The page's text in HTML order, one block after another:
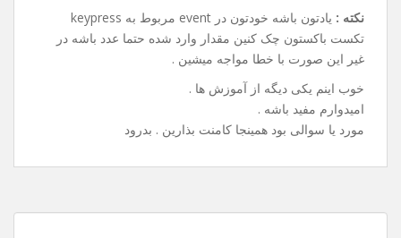
نکته :
یادتون باشه خودتون در event مربوط به keypress
تکست باکستون چک کنین مقدار وارد شده حتما عدد باشه در
غیر این صورت با خطا مواجه میشین .
خوب اینم یکی دیگه از آموزش ها .
امیدوارم مفید باشه .
مورد یا سوالی بود همینجا کامنت بذارین . بدرود